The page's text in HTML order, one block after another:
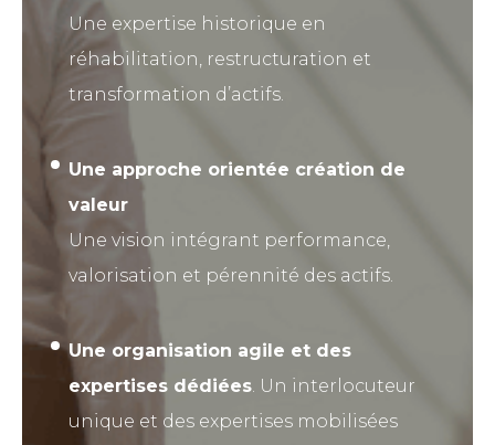
Une expertise historique en
réhabilitation, restructuration et
transformation d’actifs.
Une approche orientée création de
valeur
Une vision intégrant performance,
valorisation et pérennité des actifs.
Une organisation agile et des
expertises dédiées. Un interlocuteur
unique et des expertises mobilisées